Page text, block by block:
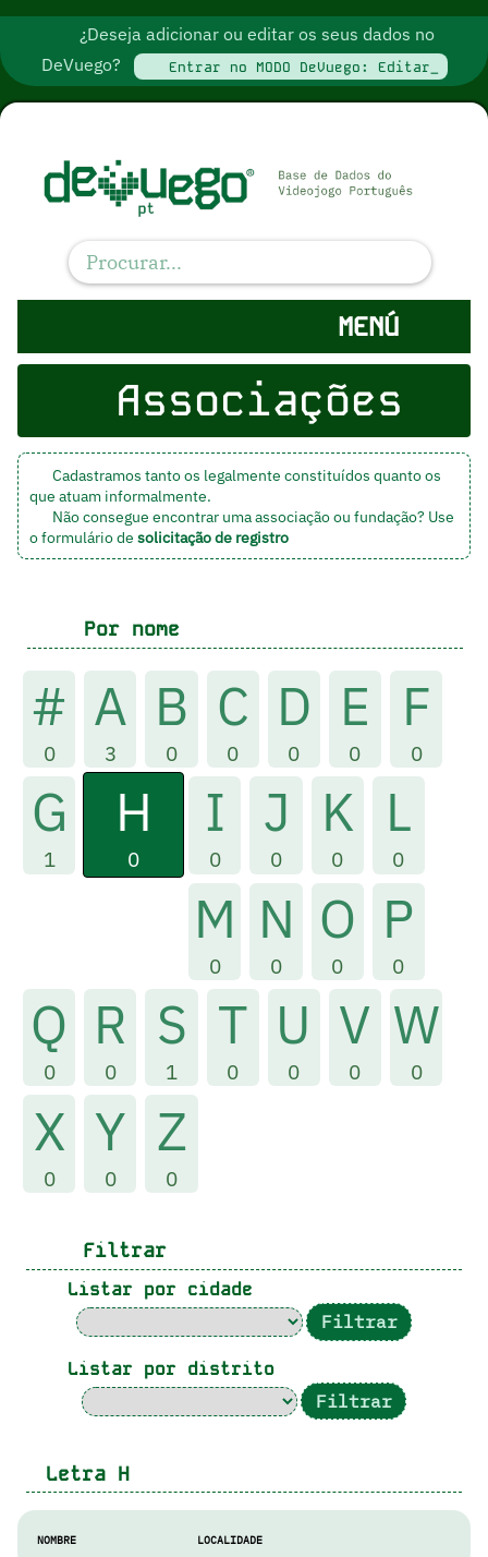
¿Deseja adicionar ou editar os seus dados no
DeVuego?
Entrar no MODO DeVuego: Editar_
MENÚ
Associações
Cadastramos tanto os legalmente constituídos quanto os
que atuam informalmente.
Não consegue encontrar uma associação ou fundação? Use
o formulário de solicitação de registro
Por nome
#
0
A
3
B
0
C
0
D
0
E
0
F
0
G
1
H
0
I
0
J
0
K
0
L
0
M
0
N
0
O
0
P
0
Q
0
R
0
S
1
T
0
U
0
V
0
W
0
X
0
Y
0
Z
0
Filtrar
Listar por cidade
Listar por distrito
Letra H
NOMBRE LOCALIDADE